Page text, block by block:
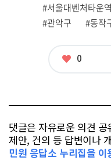
#서울대벤처타운역
#관악구
#동작
좋
0
댓글은 자유로운 의견
제안, 건의 등 답변이나
민원 응답소 누리집을 이